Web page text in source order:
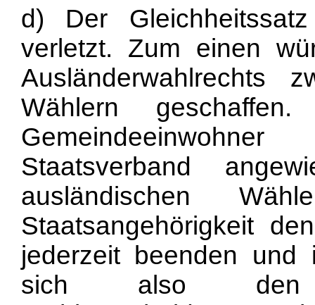
d) Der
verletzt. Zum einen
Ausländerwahlrechts
Wählern
Staatsverband
ausländischen
Staatsangehörigkeit
jederzeit beenden und
sich also den